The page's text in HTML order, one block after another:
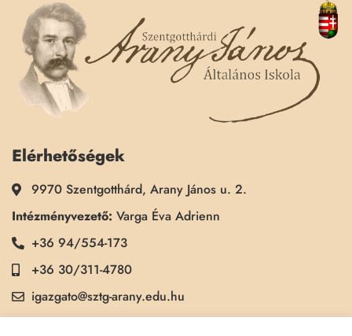
Elérhetőségek
9970 Szentgotthárd, Arany János u. 2.
Intézményvezető: Varga Éva Adrienn
+36 94/554-173
+36 30/311-4780
igazgato@sztg-arany.edu.hu
Titkárság:Kimmel Kinga